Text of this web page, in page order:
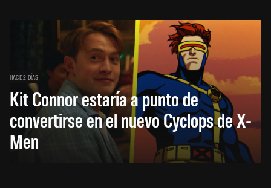
HACE 2 DÍAS
Kit Connor estaría a punto de
convertirse en el nuevo Cyclops de X-
Men